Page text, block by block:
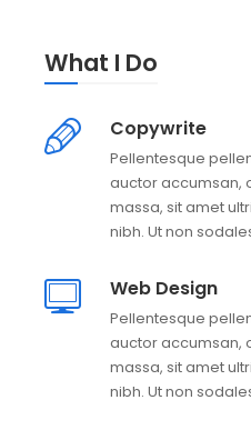
What I Do
Copywrite
Pellentesque
auctor accumsan,
massa, sit amet
nibh. Ut non
Web Design
Pellentesque
auctor accumsan,
massa, sit amet
nibh. Ut non